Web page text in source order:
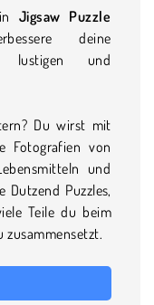
Jigsaw Puzzle
deine
lustigen und
Du wirst mit
Fotografien von
und
Dutzend Puzzles,
Teile du beim
zusammensetzt.